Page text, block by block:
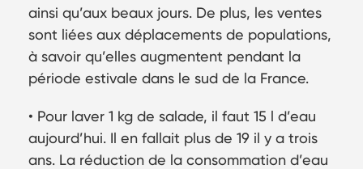
ainsi qu’aux beaux jours. De plus, les ventes
sont liées aux déplacements de populations,
à savoir qu’elles augmentent pendant la
période estivale dans le sud de la France.
• Pour laver 1 kg de salade, il faut 15 l d’eau
aujourd’hui. Il en fallait plus de 19 il y a trois
ans. La réduction de la consommation d’eau